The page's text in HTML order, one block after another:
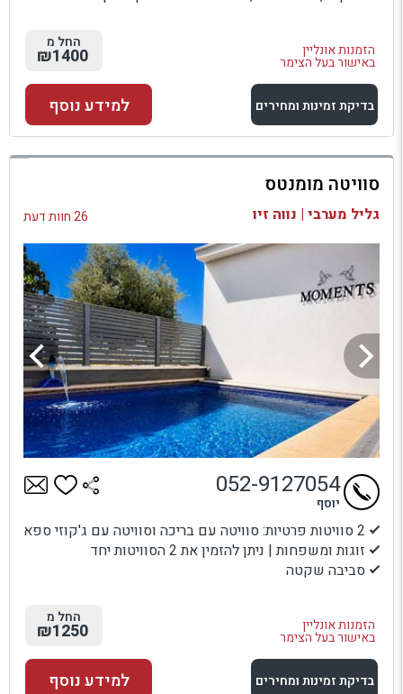
הזמנות אונליין
באישור בעל הצימר
החל מ
₪1400
בדיקת זמינות ומחירים
למתחם זה
בדיקת זמינות ומחירים
למידע נוסף
סוויטה מומנטס
גליל מערבי | נווה זיו 26 חוות דעת
2 סוויטות פרטיות: סוויטה עם בריכה וסוויטה עם ג'קוזי ספא
זוגות ומשפחות | ניתן להזמין את 2 הסוויטות יחד
סביבה שקטה
הזמנות אונליין
באישור בעל הצימר
052-9127054
יוסף
החל מ
₪1250
בדיקת זמינות ומחירים למידע נוסף